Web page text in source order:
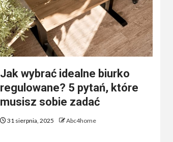
Jak wybrać idealne biurko
regulowane? 5 pytań, które
musisz sobie zadać
31 sierpnia, 2025 Abc4home